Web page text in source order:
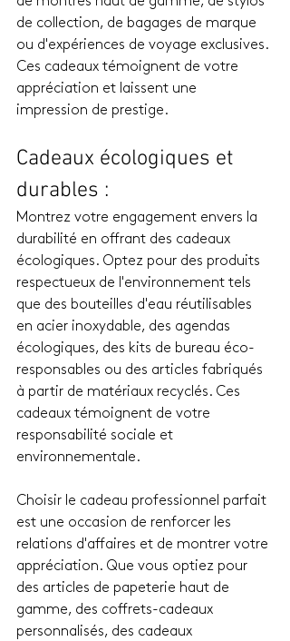
de collection, de bagages de marque
ou d'expériences de voyage exclusives.
Ces cadeaux témoignent de votre
appréciation et laissent une
impression de prestige.
Cadeaux écologiques et
durables :
Montrez votre engagement envers la
durabilité en offrant des cadeaux
écologiques. Optez pour des produits
respectueux de l'environnement tels
que des bouteilles d'eau réutilisables
en acier inoxydable, des agendas
écologiques, des kits de bureau éco-
responsables ou des articles fabriqués
à partir de matériaux recyclés. Ces
cadeaux témoignent de votre
responsabilité sociale et
environnementale.
Choisir le cadeau professionnel parfait
est une occasion de renforcer les
relations d'affaires et de montrer votre
appréciation. Que vous optiez pour
des articles de papeterie haut de
gamme, des coffrets-cadeaux
personnalisés, des cadeaux